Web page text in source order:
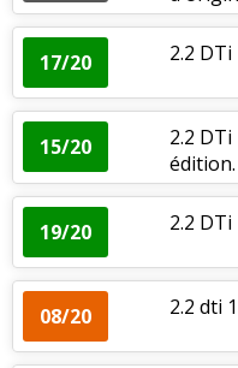
17/20 2.2 DTi
15/20
2.2
19/20 2.2 DTi
08/20 2.2 dti